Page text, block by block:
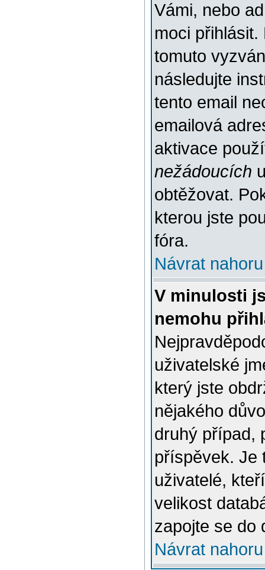
Vámi, nebo
moci
tomuto
následujte
tento email
emailová
aktivace
nežádoucích
obtěžovat.
kterou jste
fóra.
Návrat nahoru
V minulosti
nemohu
uživatelské
který jste
nějakého
druhý případ,
příspěvek. Je
uživatelé,
velikost
zapojte se do
Návrat nahoru